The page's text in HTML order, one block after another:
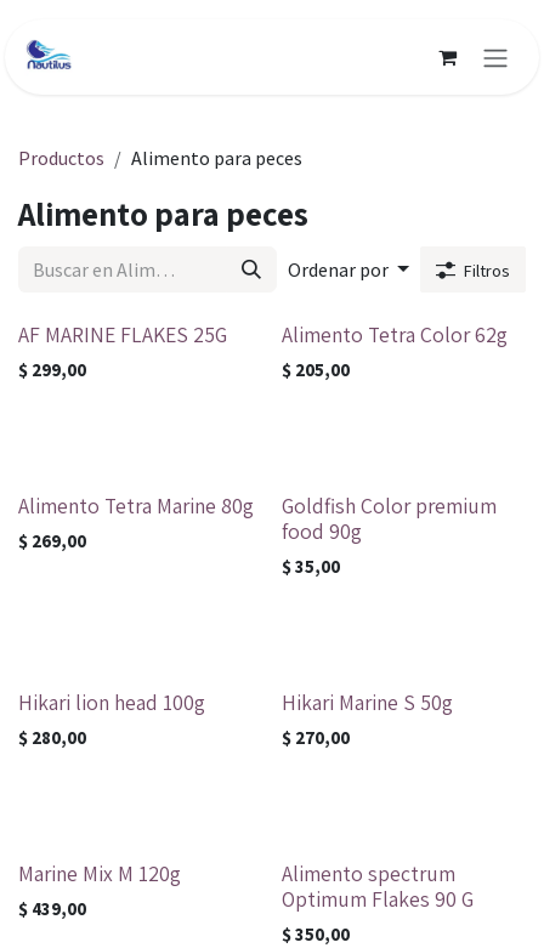
Productos Alimento para peces
Alimento para peces
Ordenar por Filtros
AF MARINE FLAKES 25G
$ 299,00
Alimento Tetra Color 62g
$ 205,00
Alimento Tetra Marine 80g
$ 269,00
Goldfish Color premium
food 90g
$35,00
Hikari lion head 100g
$ 280,00
Hikari Marine S 50g
$ 270,00
Marine Mix M 120g
$ 439,00
Alimento spectrum
Optimum Flakes 90 G
$350,00